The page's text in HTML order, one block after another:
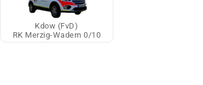
Kdow (FvD)
RK Merzig-Wadern 0/10